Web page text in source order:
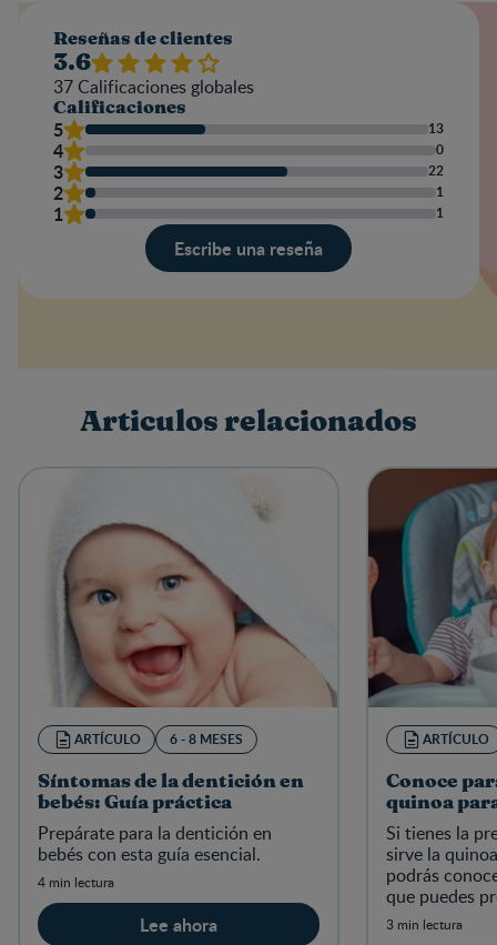
Reseñas de clientes
3.6
37 Calificaciones globales
Calificaciones
5 13
4 0
3 22
2 1
1 1
Escribe una reseña
Escribe una reseña
Articulos relacionados
ARTÍCULO 6 - 8 MESES
Síntomas de la dentición en
bebés: Guía práctica
Prepárate para la dentición en
bebés con esta guía esencial.
4 min lectura
Lee ahora
ARTÍCULO
Conoce
quinoa
Si tienes la
sirve la
podrás
que puedes
relacionado
3 min lectura